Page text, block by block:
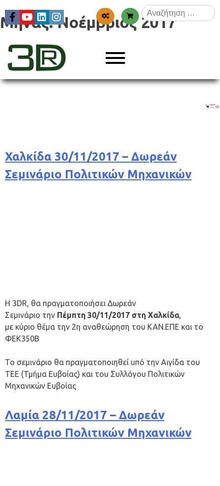
to
content
Αναζήτηση
για:
3dr
Μήνας:Νοέμβριος 2017
Χαλκίδα 30/11/2017 – Δωρεάν
Σεμινάριο Πολιτικών Μηχανικών
Η 3DR, θα πραγματοποιήσει Δωρεάν
Σεμινάριο την Πέμπτη 30/11/2017 στη Χαλκίδα,
με κύριο θέμα την 2η αναθεώρηση του ΚΑΝ.ΕΠΕ και το
ΦΕΚ350Β
Το σεμινάριο θα πραγματοποιηθεί υπό την Αιγίδα του
ΤΕΕ (Τμήμα Ευβοίας) και του Συλλόγου Πολιτικών
Μηχανικών Ευβοίας
Λαμία 28/11/2017 – Δωρεάν
Σεμινάριο Πολιτικών Μηχανικών